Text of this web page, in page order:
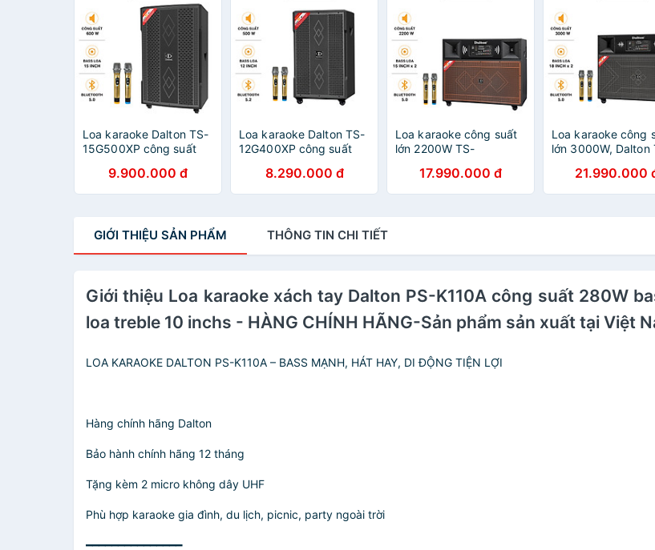
Loa karaoke Dalton TS-
15G500XP công suất
HÀNG CHÍNH HÃNG (
BẢO HÀNH 12 THÁNG )
9.900.000 đ
Loa karaoke Dalton TS-
12G400XP công suất
HÀNG CHÍNH HÃNG (
BẢO HÀNH 12 THÁNG )
8.290.000 đ
Loa karaoke công suất
lớn 2200W TS-
hãng Dalton Loa bass:
15 inch x 2 (2 loa 4 tấc),
17.990.000 đ
Loa karaoke công
lớn 3000W, Dalton
inches x 2, hệ
loa 2 đường tiếng,
21.990.000
GIỚI THIỆU SẢN PHẨM THÔNG TIN CHI TIẾT
Giới thiệu Loa karaoke xách tay Dalton PS-K110A công suất 280W
loa treble 10 inchs - HÀNG CHÍNH HÃNG-Sản phẩm sản xuất tại Việt
LOA KARAOKE DALTON PS-K110A – BASS MẠNH, HÁT HAY, DI ĐỘNG TIỆN LỢI
Hàng chính hãng Dalton
Bảo hành chính hãng 12 tháng
Tặng kèm 2 micro không dây UHF
Phù hợp karaoke gia đình, du lịch, picnic, party ngoài trời
━━━━━━━━━━━━━━━